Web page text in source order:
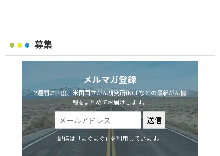
募集
メルマガ登録
2週間に一度、米国国立がん研究所(NCI)などの最新がん情
報をまとめてお届けします。
配信は「まぐまぐ」を利用しています。